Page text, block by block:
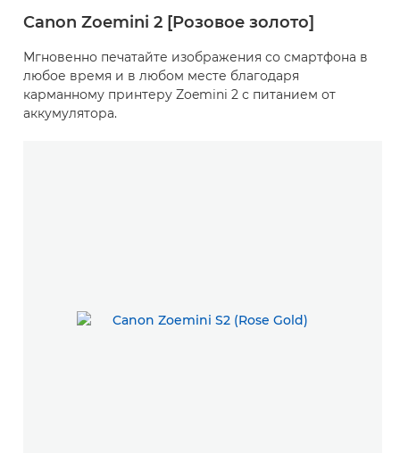
Canon Zoemini 2 [Розовое золото]
Мгновенно печатайте изображения со смартфона в
любое время и в любом месте благодаря
карманному принтеру Zoemini 2 с питанием от
аккумулятора.